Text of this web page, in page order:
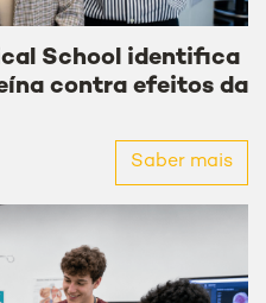
School identifica
contra efeitos da
Saber mais